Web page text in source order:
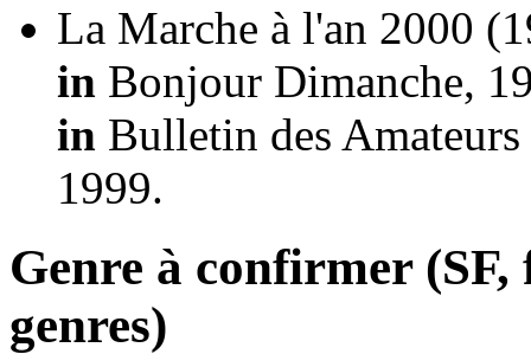
La Marche à l'an 2000
in Bonjour Dimanche,
in Bulletin des
1999.
Genre à confirmer
genres)